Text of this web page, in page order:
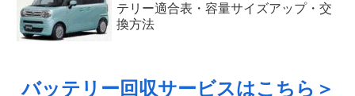
テリー適合表・容量サイズアップ・交
換方法
バッテリー回収サービスはこちら＞